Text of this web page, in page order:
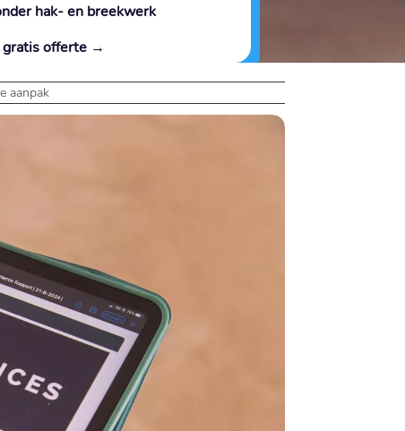
hak- en breekwerk
gratis offerte →
aanpak